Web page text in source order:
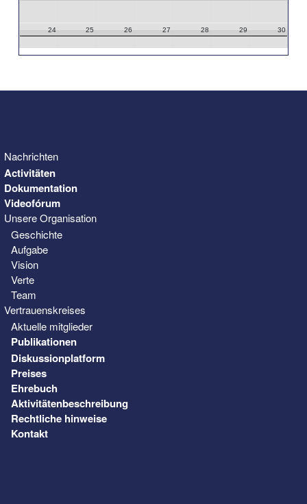
24 25 26 27 28 29 30
Nachrichten
Activitäten
Dokumentation
Videofórum
Unsere Organisation
Geschichte
Aufgabe
Vision
Verte
Team
Vertrauenskreises
Aktuelle mitglieder
Publikationen
Diskussionplatform
Preises
Ehrebuch
Aktivitätenbeschreibung
Rechtliche hinweise
Kontakt